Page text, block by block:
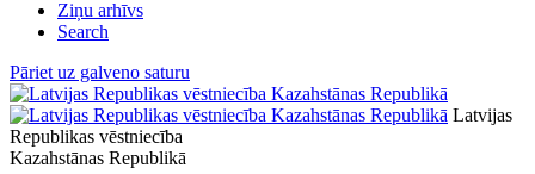
Ziņu arhīvs
Search
Pāriet uz galveno saturu
Latvijas
Republikas vēstniecība
Kazahstānas Republikā